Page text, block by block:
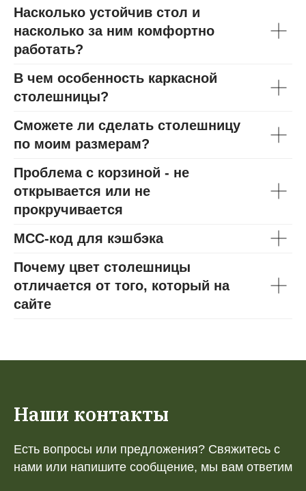
Насколько устойчив стол и
насколько за ним комфортно
работать?
В чем особенность каркасной
столешницы?
Сможете ли сделать столешницу
по моим размерам?
Проблема с корзиной - не
открывается или не
прокручивается
МСС-код для кэшбэка
Почему цвет столешницы
отличается от того, который на
сайте
Наши контакты
Есть вопросы или предложения? Свяжитесь с
нами или напишите сообщение, мы вам ответим